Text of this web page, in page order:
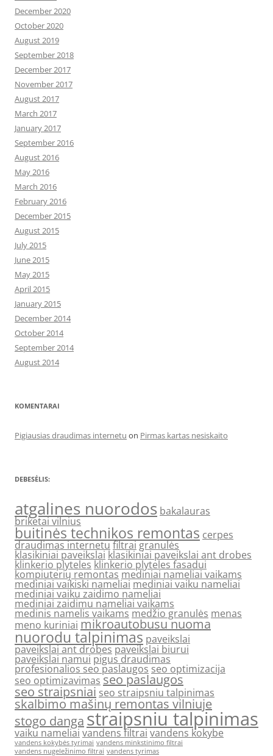
December 2020
October 2020
August 2019
September 2018
December 2017
November 2017
August 2017
March 2017
January 2017
September 2016
August 2016
May 2016
March 2016
February 2016
December 2015
August 2015
July 2015
June 2015
May 2015
April 2015
January 2015
December 2014
October 2014
September 2014
August 2014
KOMENTARAI
Pigiausias draudimas internetu on Pirmas kartas nesiskaito
DEBESĖLIS:
atgalines nuorodos bakalauras
briketai vilnius
buitinės technikos remontas cerpes
draudimas internetufiltraigranulės
klasikiniai paveikslai klasikiniai paveikslai ant drobes
klinkerio plyteles klinkerio plyteles fasadui
kompiuterių remontas mediniai nameliai vaikams
mediniai vaikiski nameliai mediniai vaiku nameliai
mediniai vaiku zaidimo nameliai
mediniai zaidimu nameliai vaikams
medinis namelis vaikams medžio granulės menas
meno kuriniai mikroautobusu nuoma
nuorodu talpinimas paveikslai
paveikslai ant drobespaveikslai biurui
paveikslai namui pigus draudimas
profesionalios seo paslaugos seo optimizacija
seo optimizavimas seo paslaugos
seo straipsniai seo straipsniu talpinimas
skalbimo mašinų remontas vilniuje
stogo dangastraipsniu talpinimas
vaiku nameliai vandens filtrai vandens kokybe
vandens kokybės tyrimai vandens minkstinimo filtrai
vandens nugeležinimo filtrai vandens tyrimas